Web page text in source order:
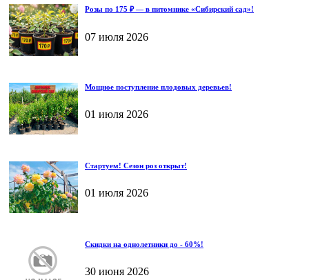
Розы по 175 ₽ — в питомнике «Сибирский сад»!
07 июля 2026
Мощное поступление плодовых деревьев!
01 июля 2026
Стартуем! Сезон роз открыт!
01 июля 2026
Скидки на однолетники до - 60%!
30 июня 2026